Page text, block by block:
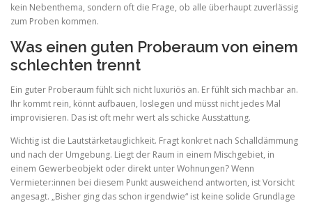
kein Nebenthema, sondern oft die Frage, ob alle überhaupt zuverlässig
zum Proben kommen.
Was einen guten Proberaum von einem
schlechten trennt
Ein guter Proberaum fühlt sich nicht luxuriös an. Er fühlt sich machbar an.
Ihr kommt rein, könnt aufbauen, loslegen und müsst nicht jedes Mal
improvisieren. Das ist oft mehr wert als schicke Ausstattung.
Wichtig ist die Lautstärketauglichkeit. Fragt konkret nach Schalldämmung
und nach der Umgebung. Liegt der Raum in einem Mischgebiet, in
einem Gewerbeobjekt oder direkt unter Wohnungen? Wenn
Vermieter:innen bei diesem Punkt ausweichend antworten, ist Vorsicht
angesagt. „Bisher ging das schon irgendwie“ ist keine solide Grundlage